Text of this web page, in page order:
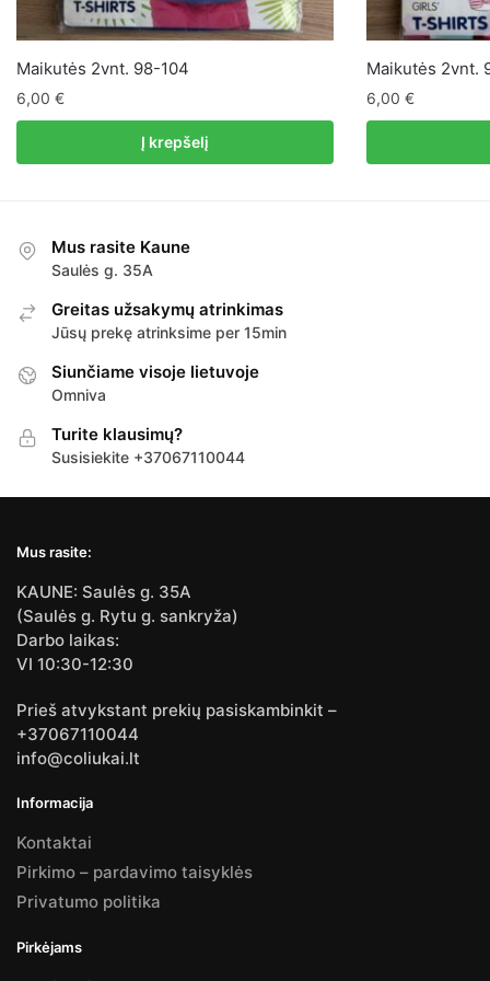
Maikutės 2vnt. 98-104
6,00 €
Į krepšelį
Maikutės 2vnt.
6,00 €
Mus rasite Kaune
Saulės g. 35A
Greitas užsakymų atrinkimas
Jūsų prekę atrinksime per 15min
Siunčiame visoje lietuvoje
Omniva
Turite klausimų?
Susisiekite +37067110044
Mus rasite:
KAUNE: Saulės g. 35A
(Saulės g. Rytu g. sankryža)
Darbo laikas:
VI 10:30-12:30
Prieš atvykstant prekių pasiskambinkit –
+37067110044
info@coliukai.lt
Informacija
Kontaktai
Pirkimo – pardavimo taisyklės
Privatumo politika
Pirkėjams